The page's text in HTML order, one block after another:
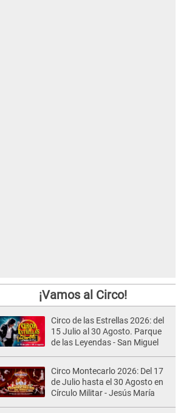
¡Vamos al Circo!
Circo de las Estrellas 2026: del
15 Julio al 30 Agosto. Parque
de las Leyendas - San Miguel
Circo Montecarlo 2026: Del 17
de Julio hasta el 30 Agosto en
Círculo Militar - Jesús María